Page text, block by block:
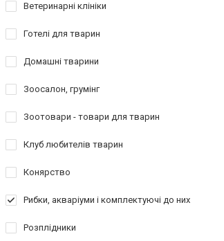
Ветеринарні клініки
Готелі для тварин
Домашні тварини
Зоосалон, грумінг
Зоотовари - товари для тварин
Клуб любителів тварин
Конярство
Рибки, акваріуми і комплектуючі до них
Розплідники